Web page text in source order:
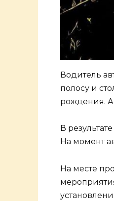
Водитель
полосу и
рождения.
В
На момент
На месте